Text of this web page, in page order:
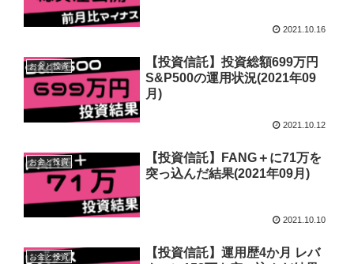
2021.10.16
お金と投資
【投資信託】投資総額699万円
S&P500の運用状況(2021年09
月)
2021.10.12
お金と投資
【投資信託】FANG＋に71万を
突っ込んだ結果(2021年09月)
2021.10.10
お金と投資
【投資信託】運用歴4か月 レバ